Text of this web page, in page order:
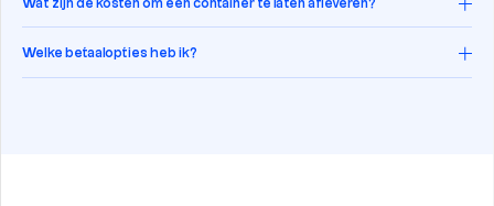
Wat zijn de kosten om een container te laten afleveren?
Welke betaalopties heb ik?